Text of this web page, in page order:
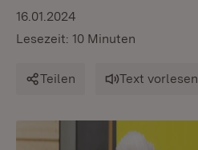
16.01.2024
Lesezeit: 10 Minuten
Teilen Text vorlesen